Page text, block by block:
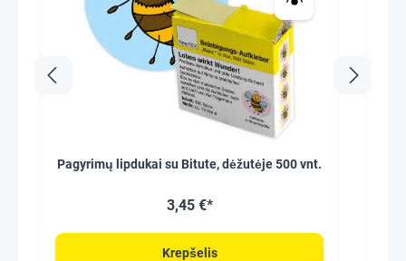
Pagyrimų lipdukai su Bitute, dėžutėje 500 vnt.
3,45 €*
Krepšelis